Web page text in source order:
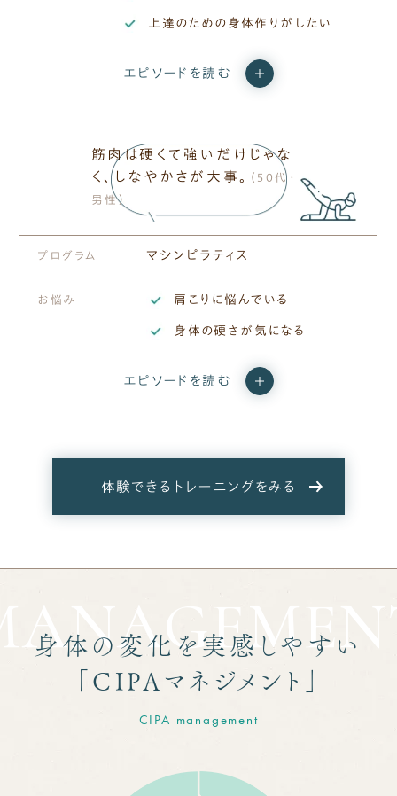
上達のための身体作りがしたい
エピソードを読む
筋肉は​硬くて​強いだけじゃな
く、​しな​やかさが​大事。
（50代・
男性）
プログラム マシンピラティス
お悩み 肩こりに​悩んでいる​
身体の​硬さが​気に​なる
エピソードを読む
体験できるトレーニングをみる
身体の変化を実感しやすい
「CIPAマネジメント」
CIPA management